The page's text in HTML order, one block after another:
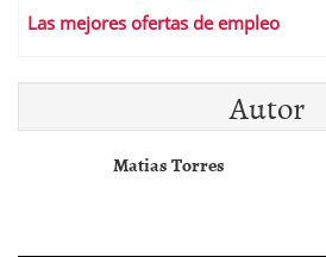
Las mejores ofertas de empleo
Autor
Matias Torres